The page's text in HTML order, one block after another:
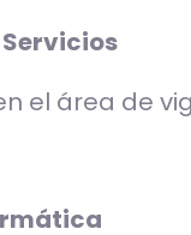
el área de